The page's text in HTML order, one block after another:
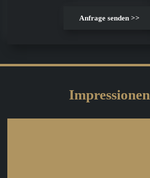
Anfrage senden >>
Impressionen